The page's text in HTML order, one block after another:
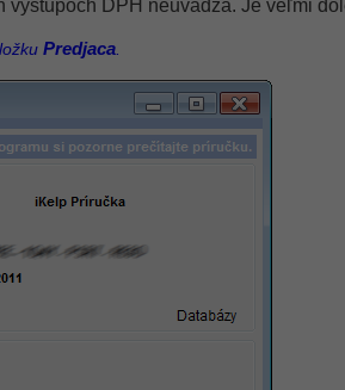
DPH neuvádza. Je veľmi
Predjaca